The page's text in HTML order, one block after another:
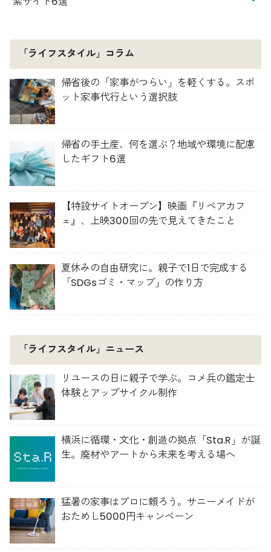
「ライフスタイル」コラム
帰省後の「家事がつらい」を軽くする。スポ
ット家事代行という選択肢
帰省の手土産、何を選ぶ？地域や環境に配慮
したギフト6選
【特設サイトオープン】映画『リペアカフ
ェ』、上映300回の先で見えてきたこと
夏休みの自由研究に。親子で1日で完成する
「SDGsゴミ・マップ」の作り方
「ライフスタイル」ニュース
リユースの日に親子で学ぶ。コメ兵の鑑定士
体験とアップサイクル制作
横浜に循環・文化・創造の拠点「Sta.R」が誕
生。廃材やアートから未来を考える場へ
猛暑の家事はプロに頼ろう。サニーメイドが
おためし5000円キャンペーン